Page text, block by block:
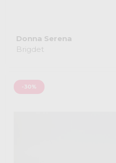
Donna Serena
Brigdet
-30%